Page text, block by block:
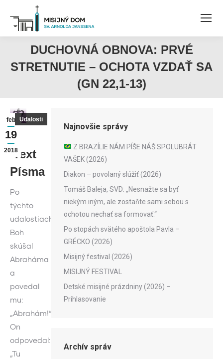
DUCHOVNÁ OBNOVA: PRVÉ
STRETNUTIE – OCHOTA VZDAŤ SA
(GN 22,1-13)
feb
19
2018
Udalosti
Text
Písma
Po
týchto
udalostiach
Boh
skúšal
Abraháma
a
povedal
mu:
„Abrahám!“
On
odpovedal:
„Tu
Najnovšie správy
Z BRAZÍLIE NÁM PÍŠE NÁŠ SPOLUBRÁT
VAŠEK (2026)
Diakon – povolaný slúžiť (2026)
Tomáš Baleja, SVD: „Nesnažte sa byť
niekým iným, ale zostaňte sami sebou s
ochotou nechať sa formovať.“
Po stopách svätého apoštola Pavla –
GRÉCKO (2026)
Misijný festival (2026)
MISIJNÝ FESTIVAL
Detské misijné prázdniny (2026) –
Prihlasovanie
Archív správ